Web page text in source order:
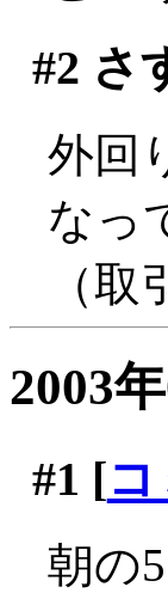
#2 さ
外回
なっ
（
2003
#1 [
朝の